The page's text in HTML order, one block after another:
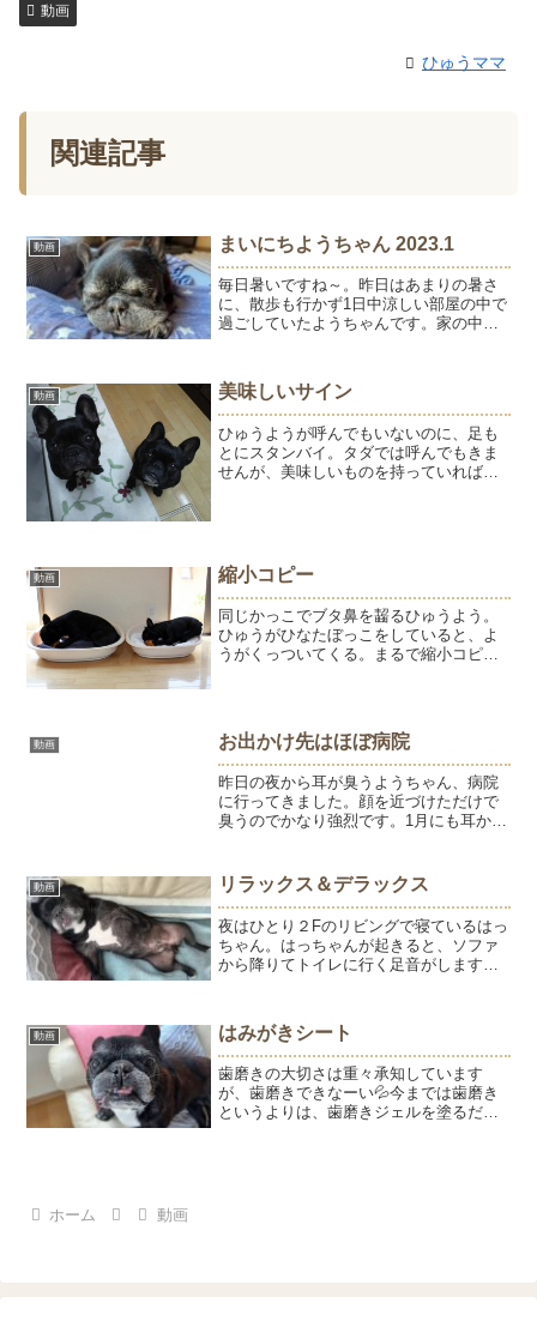
動画
ひゅうママ
関連記事
動画 まいにちようちゃん 2023.1
毎日暑いですね～。昨日はあまりの暑さ
に、散歩も行かず1日中涼しい部屋の中で
過ごしていたようちゃんです。家の中で
こともなく見えているかのように移動し
ます。すごいなぁ。ブロ...
動画 美味しいサイン
ひゅうようが呼んでもいないのに、足も
とにスタンバイ。タダでは呼んでもきま
せんが、美味しいものを持っていれば寝
動画 縮小コピー
同じかっこでブタ鼻を齧るひゅうよう。
ひゅうがひなたぼっこをしていると、よ
うがくっついてくる。まるで縮小コピー
る。ようがおてんばなのはし...
動画 お出かけ先はほぼ病院
昨日の夜から耳が臭うようちゃん、病院
に行ってきました。顔を近づけただけで
臭うのでかなり強烈です。1月にも耳から
て今回も左耳。臭うだけで、ようが気に
したり痒がったりはしな...
動画 リラックス＆デラックス
夜はひとり２Fのリビングで寝ているはっ
ちゃん。はっちゃんが起きると、ソファ
から降りてトイレに行く足音がします。
なにすぐにまた寝れますか？うちの子に
なった3ヶ月前も大物感...
動画 はみがきシート
歯磨きの大切さは重々承知しています
が、歯磨きできなーい💦今までは歯磨き
というよりは、歯磨きジェルを塗るだ
ホーム
動画